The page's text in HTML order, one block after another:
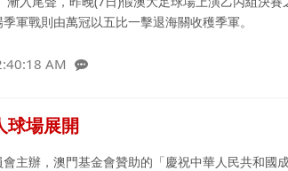
軍戰則由萬冠以五比一擊退海關收穫季軍。
AM
球場展開
主辦，澳門基金會贊助的「慶祝中華人民共和國